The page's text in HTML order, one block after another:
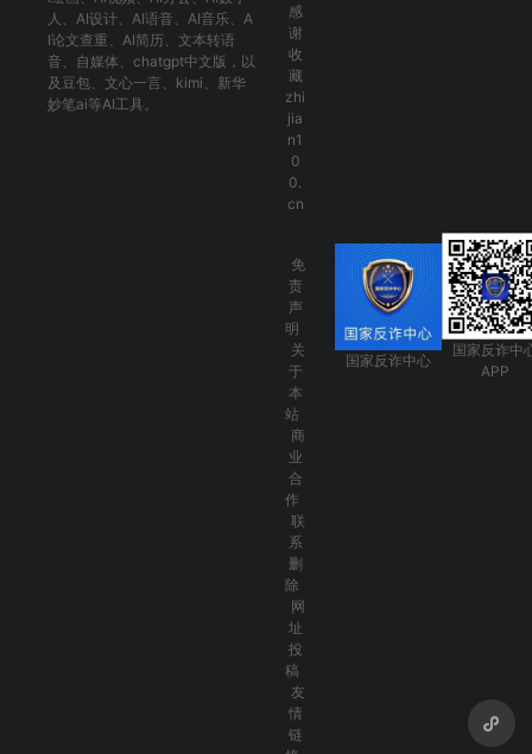
人 、 AI设计、 AI语音、 AI音乐、 A
I论文查重 、 AI简历 、 文本转语
音、 自媒体 、 chatgpt中文版 ，以
及 豆包、 文心一言 、 kimi 、 新华
妙笔ai等AI工具。
感
谢
收
藏
zhi
jia
n1
0
0.
cn
免
责
声
明
关
于
本
站
商
业
合
作
联
系
删
除
网
址
投
稿
友
情
链
国家反诈中心
国家反诈中
APP